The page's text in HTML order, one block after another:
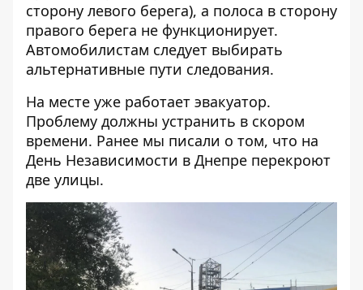
сторону левого берега), а полоса в сторону
правого берега не функционирует.
Автомобилистам следует выбирать
альтернативные пути следования.
На месте уже работает эвакуатор.
Проблему должны устранить в скором
времени. Ранее мы писали о том, что на
День Независимости в Днепре перекроют
две улицы.